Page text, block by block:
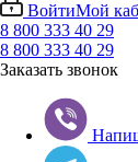
ВойтиМой
8 800 333 40 29
8 800 333 40 29
Заказать звонок